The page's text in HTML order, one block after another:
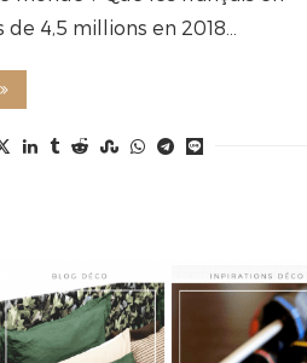
4,5 millions en 2018…